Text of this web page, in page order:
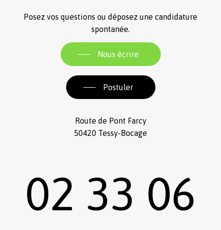
Posez vos questions ou déposez une candidature
spontanée.
Nous écrire
Postuler
Route de Pont Farcy
50420 Tessy-Bocage
02 33 06